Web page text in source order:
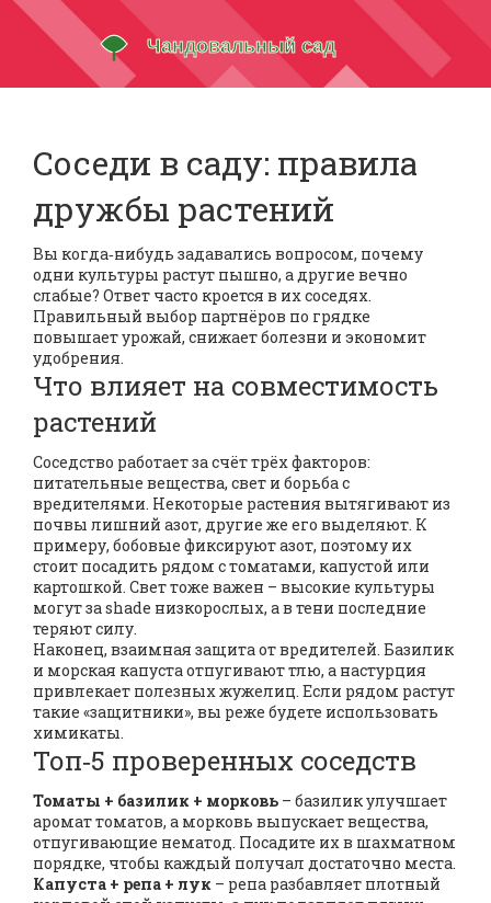
Соседи в саду: правила
дружбы растений
Вы когда‑нибудь задавались вопросом, почему
одни культуры растут пышно, а другие вечно
слабые? Ответ часто кроется в их соседях.
Правильный выбор партнёров по грядке
повышает урожай, снижает болезни и экономит
удобрения.
Что влияет на совместимость
растений
Соседство работает за счёт трёх факторов:
питательные вещества, свет и борьба с
вредителями. Некоторые растения вытягивают из
почвы лишний азот, другие же его выделяют. К
примеру, бобовые фиксируют азот, поэтому их
стоит посадить рядом с томатами, капустой или
картошкой. Свет тоже важен – высокие культуры
могут за shade низкорослых, а в тени последние
теряют силу.
Наконец, взаимная защита от вредителей. Базилик
и морская капуста отпугивают тлю, а настурция
привлекает полезных жужелиц. Если рядом растут
такие «защитники», вы реже будете использовать
химикаты.
Топ‑5 проверенных соседств
Томаты + базилик + морковь – базилик улучшает
аромат томатов, а морковь выпускает вещества,
отпугивающие нематод. Посадите их в шахматном
порядке, чтобы каждый получал достаточно места.
Капуста + репа + лук – репа разбавляет плотный